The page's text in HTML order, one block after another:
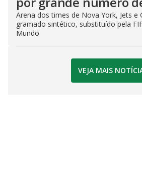
Arena dos times de Nova York, Jets e
gramado sintético, substituído pela
Mundo
VEJA MAIS